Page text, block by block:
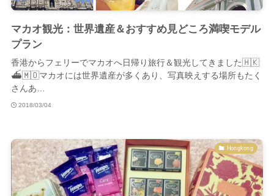
マカオ観光：世界遺産＆おすすめ見どころ満喫モデル
プラン
香港からフェリーでマカオへ日帰り旅行＆観光してきました🇭🇰
⛴🇲🇴マカオには世界遺産が多くあり、写真映えする場所もたく
さんあ…
2018/03/04
Hongkong